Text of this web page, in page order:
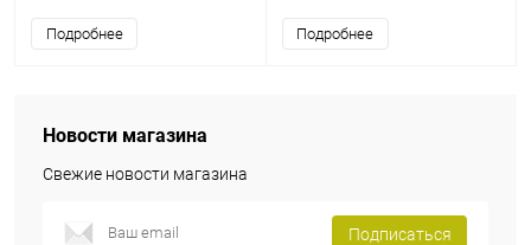
Подробнее Подробнее
Новости магазина
Свежие новости магазина
Подписаться